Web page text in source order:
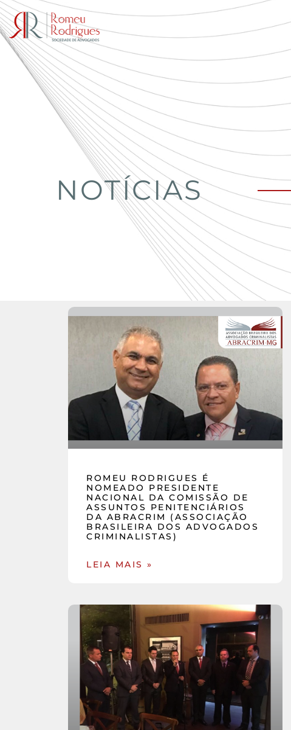
NOTÍCIAS
ROMEU RODRIGUES É
NOMEADO PRESIDENTE
NACIONAL DA COMISSÃO DE
ASSUNTOS PENITENCIÁRIOS
DA ABRACRIM (ASSOCIAÇÃO
BRASILEIRA DOS ADVOGADOS
CRIMINALISTAS)
LEIA MAIS »